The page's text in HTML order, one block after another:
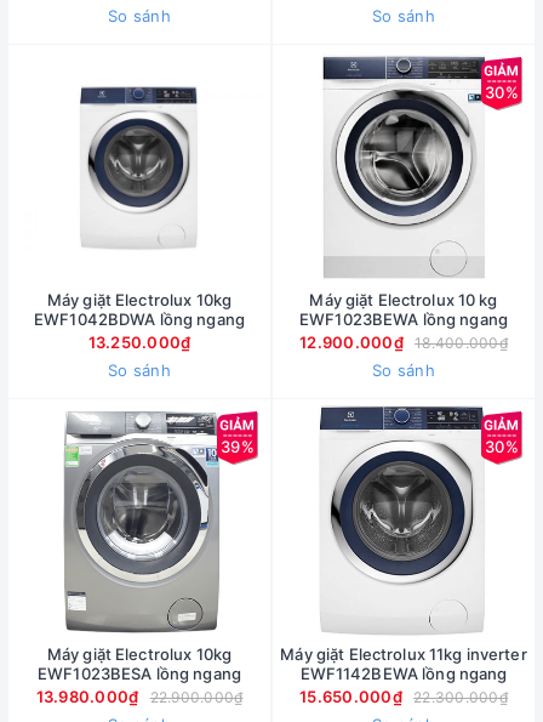
So sánh So sánh
Máy giặt Electrolux 10kg
EWF1042BDWA lồng ngang
13.250.000₫
So sánh
30%
Máy giặt Electrolux 10 kg
EWF1023BEWA lồng ngang
12.900.000₫
18.400.000₫
So sánh
39%
Máy giặt Electrolux 10kg
EWF1023BESA lồng ngang
13.980.000₫
22.900.000₫
30%
Máy giặt Electrolux 11kg inverter
EWF1142BEWA lồng ngang
15.650.000₫
22.300.000₫